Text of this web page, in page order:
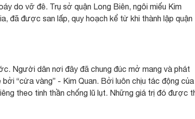
do vỡ đê. Trụ sở quận Long Biên, ngôi miếu Kim
đã được san lấp, quy hoạch kể từ khi thành lập quận
Người dân nơi đây đã chung đúc mở mang và phát
“cửa vàng” - Kim Quan. Bởi luôn chịu tác động của
theo tinh thần chống lũ lụt. Những giá trị đó được